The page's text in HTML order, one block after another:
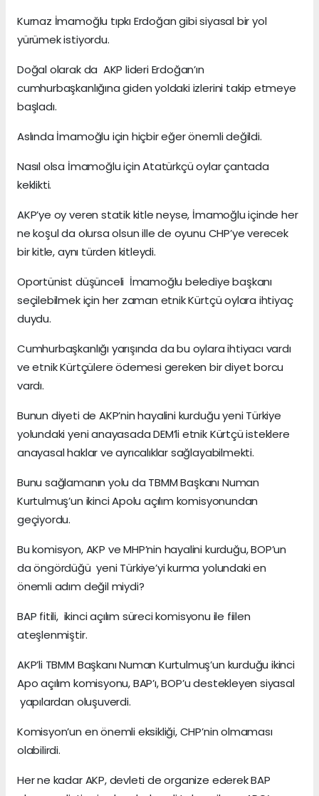
Kurnaz İmamoğlu tıpkı Erdoğan gibi siyasal bir yol
yürümek istiyordu.
Doğal olarak da AKP lideri Erdoğan’ın
cumhurbaşkanlığına giden yoldaki izlerini takip etmeye
başladı.
Aslında İmamoğlu için hiçbir eğer önemli değildi.
Nasıl olsa İmamoğlu için Atatürkçü oylar çantada
keklikti.
AKP’ye oy veren statik kitle neyse, İmamoğlu içinde her
ne koşul da olursa olsun ille de oyunu CHP’ye verecek
bir kitle, aynı türden kitleydi.
Oportünist düşünceli İmamoğlu belediye başkanı
seçilebilmek için her zaman etnik Kürtçü oylara ihtiyaç
duydu.
Cumhurbaşkanlığı yarışında da bu oylara ihtiyacı vardı
ve etnik Kürtçülere ödemesi gereken bir diyet borcu
vardı.
Bunun diyeti de AKP’nin hayalini kurduğu yeni Türkiye
yolundaki yeni anayasada DEM’li etnik Kürtçü isteklere
anayasal haklar ve ayrıcalıklar sağlayabilmekti.
Bunu sağlamanın yolu da TBMM Başkanı Numan
Kurtulmuş’un ikinci Apolu açılım komisyonundan
geçiyordu.
Bu komisyon, AKP ve MHP’nin hayalini kurduğu, BOP’un
da öngördüğü yeni Türkiye’yi kurma yolundaki en
önemli adım değil miydi?
BAP fitili, ikinci açılım süreci komisyonu ile fiilen
ateşlenmiştir.
AKP’li TBMM Başkanı Numan Kurtulmuş’un kurduğu ikinci
Apo açılım komisyonu, BAP’ı, BOP’u destekleyen siyasal
yapılardan oluşuverdi.
Komisyon’un en önemli eksikliği, CHP’nin olmaması
olabilirdi.
Her ne kadar AKP, devleti de organize ederek BAP